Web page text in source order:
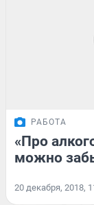
РАБОТА
«Про
можно
20 декабря, 2018,